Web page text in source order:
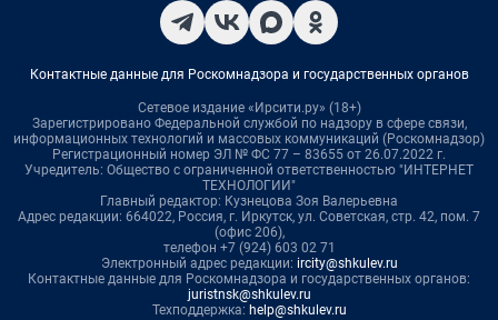
Контактные данные для Роскомнадзора и государственных органов
Сетевое издание «Ирсити.ру» (18+)
Зарегистрировано Федеральной службой по надзору в сфере связи,
информационных технологий и массовых коммуникаций (Роскомнадзор)
Регистрационный номер ЭЛ № ФС 77 – 83655 от 26.07.2022 г.
Учредитель: Общество с ограниченной ответственностью "ИНТЕРНЕТ
ТЕХНОЛОГИИ"
Главный редактор: Кузнецова Зоя Валерьевна
Адрес редакции: 664022, Россия, г. Иркутск, ул. Советская, стр. 42, пом. 7
(офис 206),
телефон +7 (924) 603 02 71
Электронный адрес редакции: ircity@shkulev.ru
Контактные данные для Роскомнадзора и государственных органов:
juristnsk@shkulev.ru
Техподдержка: help@shkulev.ru